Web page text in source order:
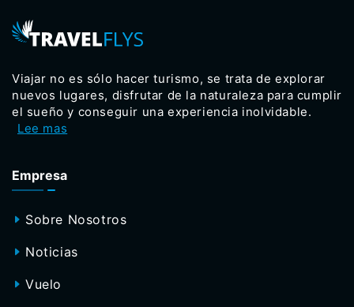
Viajar no es sólo hacer turismo, se trata de explorar
nuevos lugares, disfrutar de la naturaleza para cumplir
el sueño y conseguir una experiencia inolvidable.
Lee mas
Empresa
Sobre Nosotros
Noticias
Vuelo